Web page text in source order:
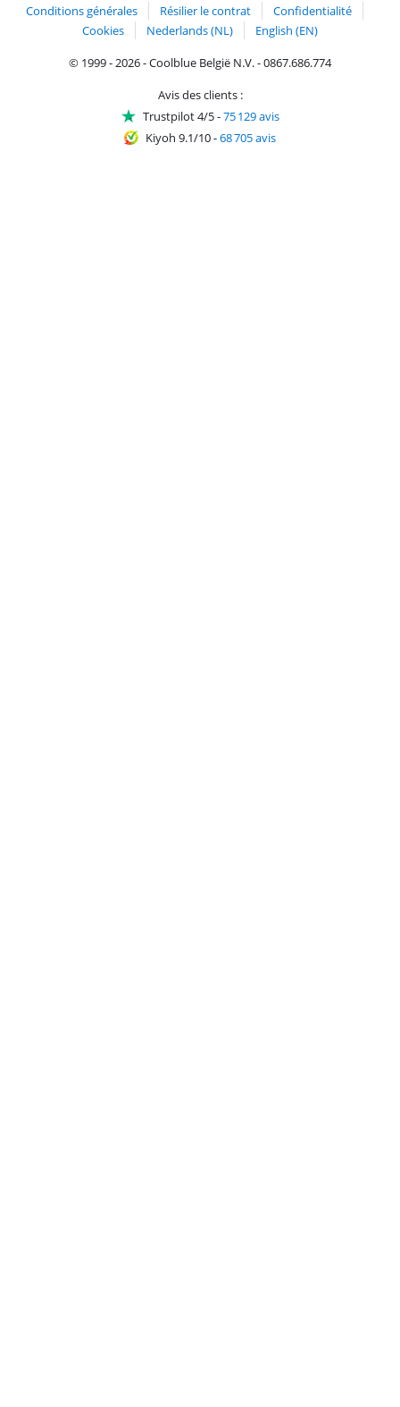
Conditions générales Résilier le contrat
Confidentialité
Cookies
Nederlands (NL)
English (EN)
© 1999 - 2026 - Coolblue België N.V. - 0867.686.774
Avis des clients :
Trustpilot 4/5-75 129 avis
Kiyoh 9.1/10-68 705 avis